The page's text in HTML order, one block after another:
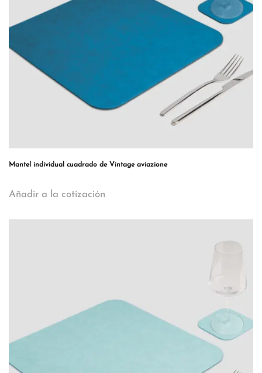
Mantel individual cuadrado de Vintage aviazione
Añadir a la cotización